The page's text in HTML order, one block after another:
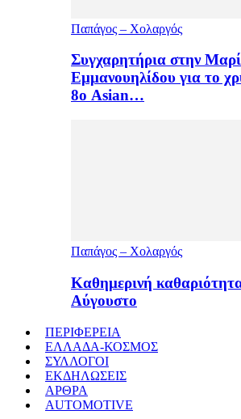
Παπάγος – Χολαργός
Συγχαρητήρια στην
Εμμανουηλίδου για το
8ο Asian…
Παπάγος – Χολαργός
Καθημερινή
Αύγουστο
ΠΕΡΙΦΕΡΕΙΑ
ΕΛΛΑΔΑ-ΚΟΣΜΟΣ
ΣΥΛΛΟΓΟΙ
ΕΚΔΗΛΩΣΕΙΣ
ΑΡΘΡΑ
AUTOMOTIVE